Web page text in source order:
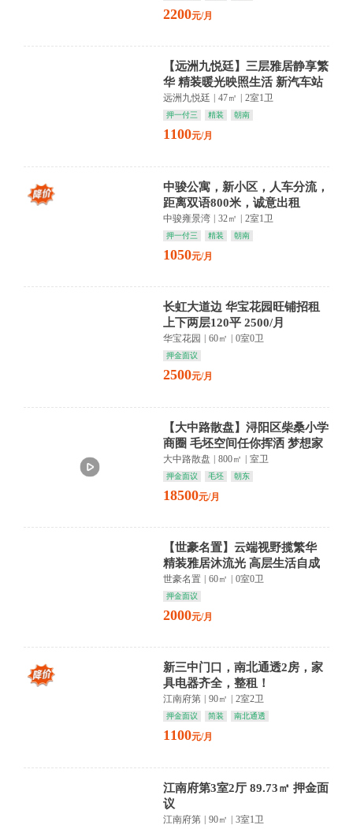
2200元/月
【远洲九悦廷】三层雅居静享繁
华 精装暖光映照生活 新汽车站
商圈便捷随行
远洲九悦廷 47㎡ 2室1卫
押一付三 精装 朝南
1100元/月
中骏公寓，新小区，人车分流，
距离双语800米，诚意出租
中骏雍景湾 | 32㎡ | 2室1卫
押一付三 精装 朝南
1050元/月
长虹大道边 华宝花园旺铺招租
上下两层120平 2500/月
华宝花园 60㎡ 0室0卫
押金面议
2500元/月
【大中路散盘】浔阳区柴桑小学
商圈 毛坯空间任你挥洒 梦想家
从这里启航
大中路散盘 | 800㎡ | 室卫
押金面议 毛坯 朝东
18500元/月
【世豪名置】云端视野揽繁华
精装雅居沐流光 高层生活自成
诗
世豪名置 60㎡ 0室0卫
押金面议
2000元/月
新三中门口，南北通透2房，家
具电器齐全，整租！
江南府第 90㎡ 2室2卫
押金面议 简装 南北通透
1100元/月
江南府第3室2厅 89.73㎡ 押金面
议
江南府第 | 90㎡ | 3室1卫